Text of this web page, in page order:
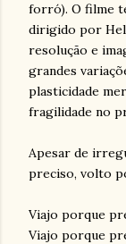
forró). O filme
dirigido por
resolução e
grandes
plasticidade
fragilidade no
Apesar de
preciso, volto
Viajo porque
Viajo porque